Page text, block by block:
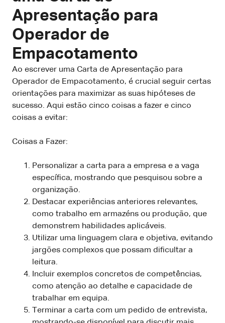
Apresentação para
Operador de
Empacotamento
Ao escrever uma Carta de Apresentação para
Operador de Empacotamento, é crucial seguir certas
orientações para maximizar as suas hipóteses de
sucesso. Aqui estão cinco coisas a fazer e cinco
coisas a evitar:
Coisas a Fazer:
Personalizar a carta para a empresa e a vaga
específica, mostrando que pesquisou sobre a
organização.
Destacar experiências anteriores relevantes,
como trabalho em armazéns ou produção, que
demonstrem habilidades aplicáveis.
Utilizar uma linguagem clara e objetiva, evitando
jargões complexos que possam dificultar a
leitura.
Incluir exemplos concretos de competências,
como atenção ao detalhe e capacidade de
trabalhar em equipa.
Terminar a carta com um pedido de entrevista,